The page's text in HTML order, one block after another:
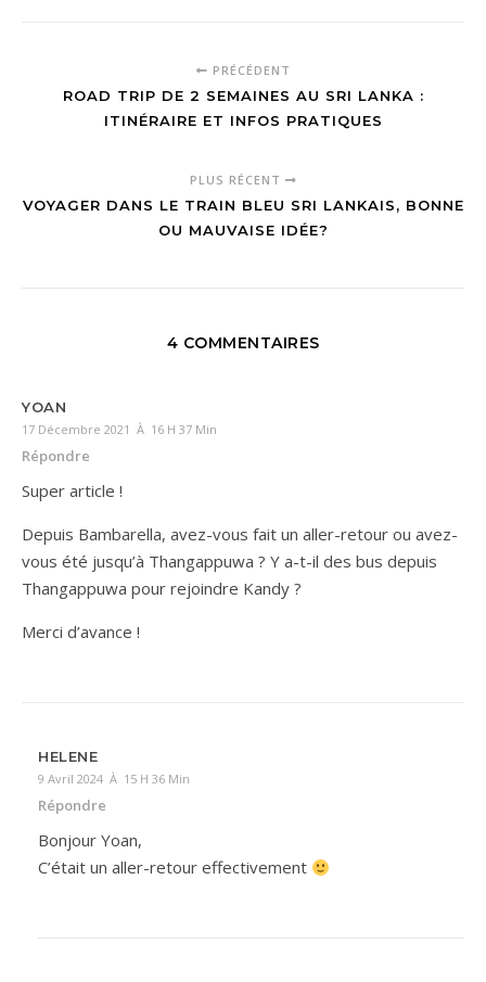
PRÉCÉDENT
ROAD TRIP DE 2 SEMAINES AU SRI LANKA :
ITINÉRAIRE ET INFOS PRATIQUES
PLUS RÉCENT
VOYAGER DANS LE TRAIN BLEU SRI LANKAIS, BONNE
OU MAUVAISE IDÉE?
4 COMMENTAIRES
YOAN
17 Décembre 2021 À 16 H 37 Min
Répondre
Super article !
Depuis Bambarella, avez-vous fait un aller-retour ou avez-
vous été jusqu’à Thangappuwa ? Y a-t-il des bus depuis
Thangappuwa pour rejoindre Kandy ?
Merci d’avance !
HELENE
9 Avril 2024 À 15 H 36 Min
Répondre
Bonjour Yoan,
C’était un aller-retour effectivement